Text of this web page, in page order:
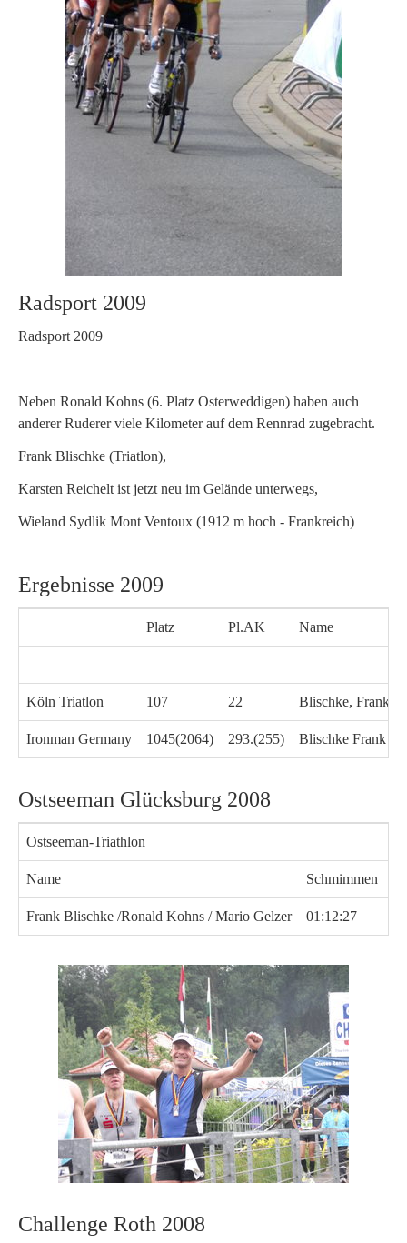
Radsport 2009
Radsport 2009
Neben Ronald Kohns (6. Platz Osterweddigen) haben auch
anderer Ruderer viele Kilometer auf dem Rennrad zugebracht.
Frank Blischke (Triatlon),
Karsten Reichelt ist jetzt neu im Gelände unterwegs,
Wieland Sydlik Mont Ventoux (1912 m hoch - Frankreich)
Ergebnisse 2009
Platz Pl.AK Name
Köln Triatlon 107 22 Blischke, Frank
Ironman Germany 1045(2064) 293.(255) Blischke Frank
Ostseeman Glücksburg 2008
Ostseeman-Triathlon
Name Schmimmen
Frank Blischke /Ronald Kohns / Mario Gelzer 01:12:27
Challenge Roth 2008